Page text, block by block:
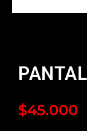
$45.000